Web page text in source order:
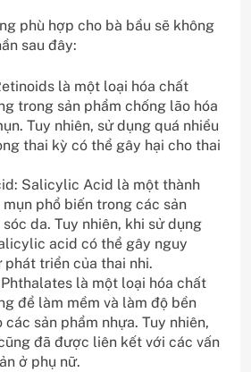
phù hợp cho bà bầu sẽ không
sau đây:
là một loại hóa chất
trong sản phẩm chống lão hóa
Tuy nhiên, sử dụng quá nhiều
thai kỳ có thể gây hại cho thai
Salicylic Acid là một thành
phổ biến trong các sản
da. Tuy nhiên, khi sử dụng
acid có thể gây nguy
phát triển của thai nhi.
là một loại hóa chất
để làm mềm và làm độ bền
các sản phẩm nhựa. Tuy nhiên,
đã được liên kết với các vấn
ở phụ nữ.